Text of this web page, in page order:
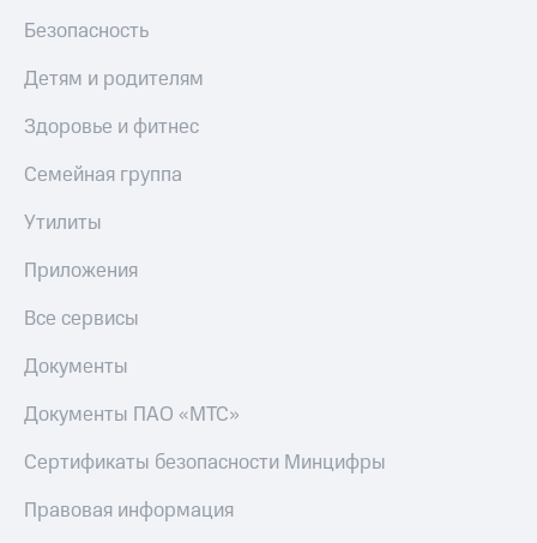
Безопасность
Детям и родителям
Здоровье и фитнес
Семейная группа
Утилиты
Приложения
Все сервисы
Документы
Документы ПАО «МТС»
Сертификаты безопасности Минцифры
Правовая информация